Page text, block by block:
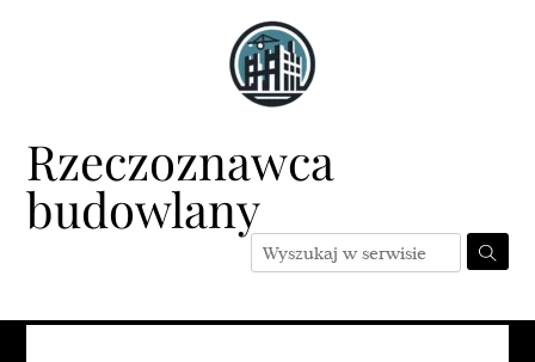
Rzeczoznawca
budowlany